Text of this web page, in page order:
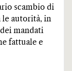
scambio di
le autorità, in
mandati
fattuale e